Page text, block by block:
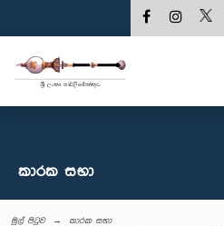
කාරක සභා
මුල් පිටුව
කාරක සභා